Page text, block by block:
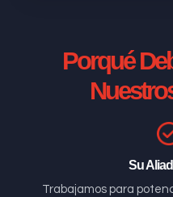
Porqué
Su
Trabajamos para